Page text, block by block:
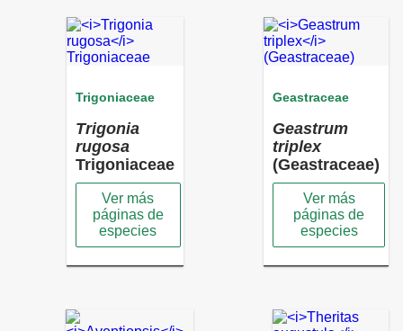
Trigoniaceae
Trigonia
rugosa
Trigoniaceae
Ver más
páginas de
especies
Geastraceae
Geastrum
triplex
(Geastraceae)
Ver más
páginas de
especies